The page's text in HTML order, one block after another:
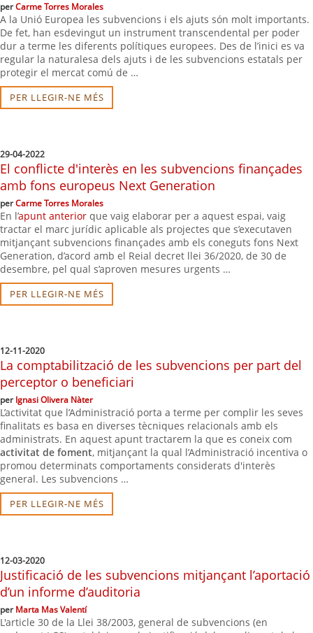
perCarme Torres Morales
A la Unió Europea les subvencions i els ajuts són molt importants.
De fet, han esdevingut un instrument transcendental per poder
dur a terme les diferents polítiques europees. Des de l’inici es va
regular la naturalesa dels ajuts i de les subvencions estatals per
protegir el mercat comú de …
PER LLEGIR-NE MÉS
29-04-2022
El conflicte d'interès en les subvencions finançades
amb fons europeus Next Generation
perCarme Torres Morales
En l’apunt anterior que vaig elaborar per a aquest espai, vaig
tractar el marc jurídic aplicable als projectes que s’executaven
mitjançant subvencions finançades amb els coneguts fons Next
Generation, d’acord amb el Reial decret llei 36/2020, de 30 de
desembre, pel qual s’aproven mesures urgents …
PER LLEGIR-NE MÉS
12-11-2020
La comptabilització de les subvencions per part del
perceptor o beneficiari
perIgnasi Olivera Nàter
L’activitat que l’Administració porta a terme per complir les seves
finalitats es basa en diverses tècniques relacionals amb els
administrats. En aquest apunt tractarem la que es coneix com
activitat de foment, mitjançant la qual l’Administració incentiva o
promou determinats comportaments considerats d'interès
general. Les subvencions …
PER LLEGIR-NE MÉS
12-03-2020
Justificació de les subvencions mitjançant l’aportació
d’un informe d’auditoria
perMarta Mas Valentí
L'article 30 de la Llei 38/2003, general de subvencions (en